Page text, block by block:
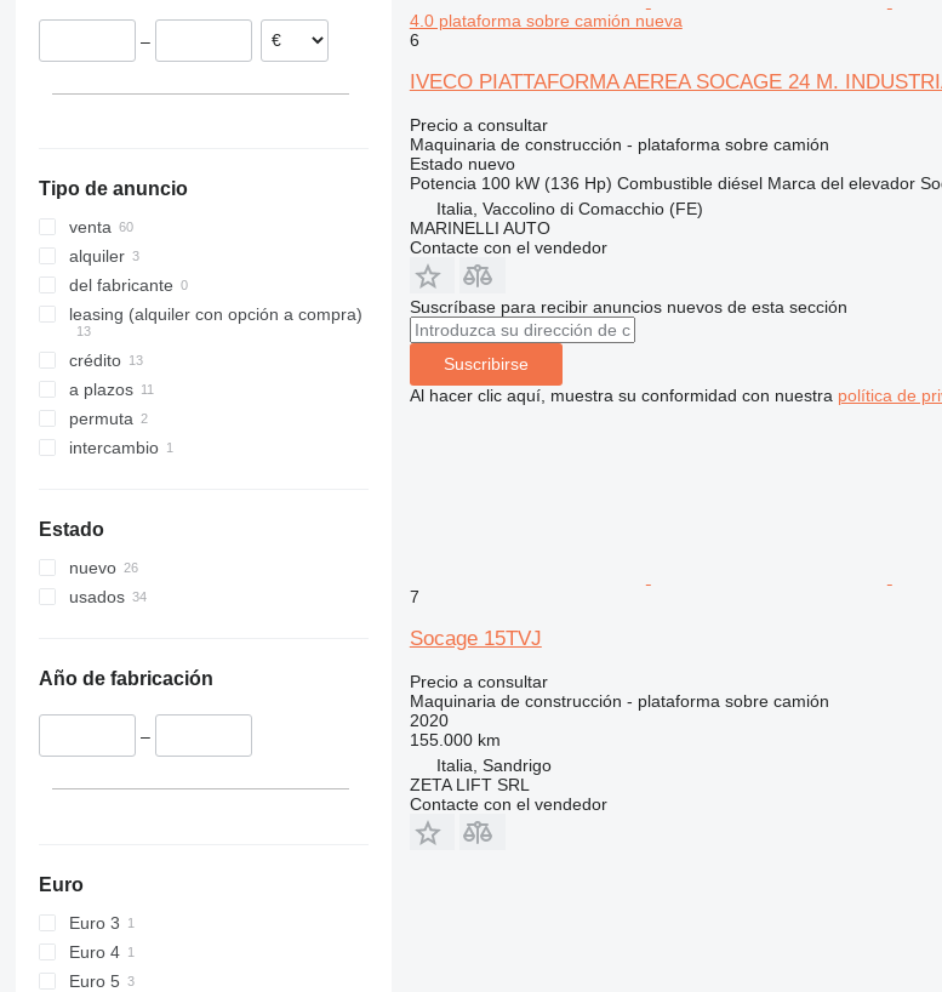
313
319
320
321
322
323
325
326
329
330
349
350
390
395
432
434
444
436
8025
8026
8030
8035
CT
JZ
NXT
S-Series
TM
3394
R-series
Toucan
XS
Rumanía
Estonia
–
Tipo de anuncio
venta
alquiler
del fabricante
leasing (alquiler con opción a compra)
crédito
a plazos
permuta
intercambio
Estado
nuevo
usados
Año de fabricación
–
Euro
Euro 3
Euro 4
Euro 5
4.0 plataforma sobre camión nueva
6
IVECO PIATTAFORMA AEREA SOCAGE 24 M.
Precio a consultar
Maquinaria de construcción - plataforma sobre camión
Estadonuevo
Potencia 100 kW (136 Hp) Combustible diésel Marca del elevador
Italia, Vaccolino di Comacchio (FE)
MARINELLI AUTO
Contacte con el vendedor
Suscríbase para recibir anuncios nuevos de esta sección
Suscribirse
Al hacer clic aquí, muestra su conformidad con nuestra política de
7
Socage 15TVJ
Precio a consultar
Maquinaria de construcción - plataforma sobre camión
2020
155.000 km
Italia, Sandrigo
ZETA LIFT SRL
Contacte con el vendedor